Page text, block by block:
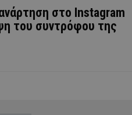
στο Instagram
του συντρόφου της